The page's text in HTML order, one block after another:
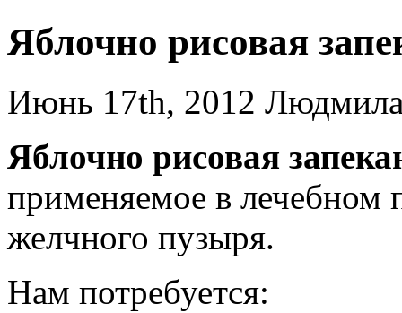
Яблочно рисовая
Июнь 17th, 2012
Яблочно рисовая
применяемое в лечебном
желчного пузыря.
Нам потребуется: